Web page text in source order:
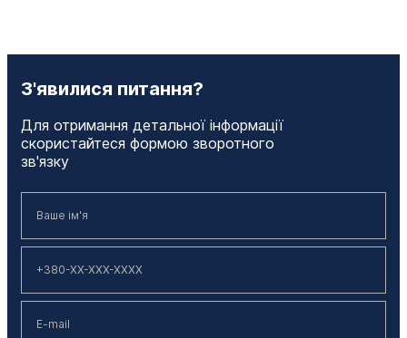
З'явилися питання?
Для отримання детальної інформації
скористайтеся формою зворотного
зв'язку